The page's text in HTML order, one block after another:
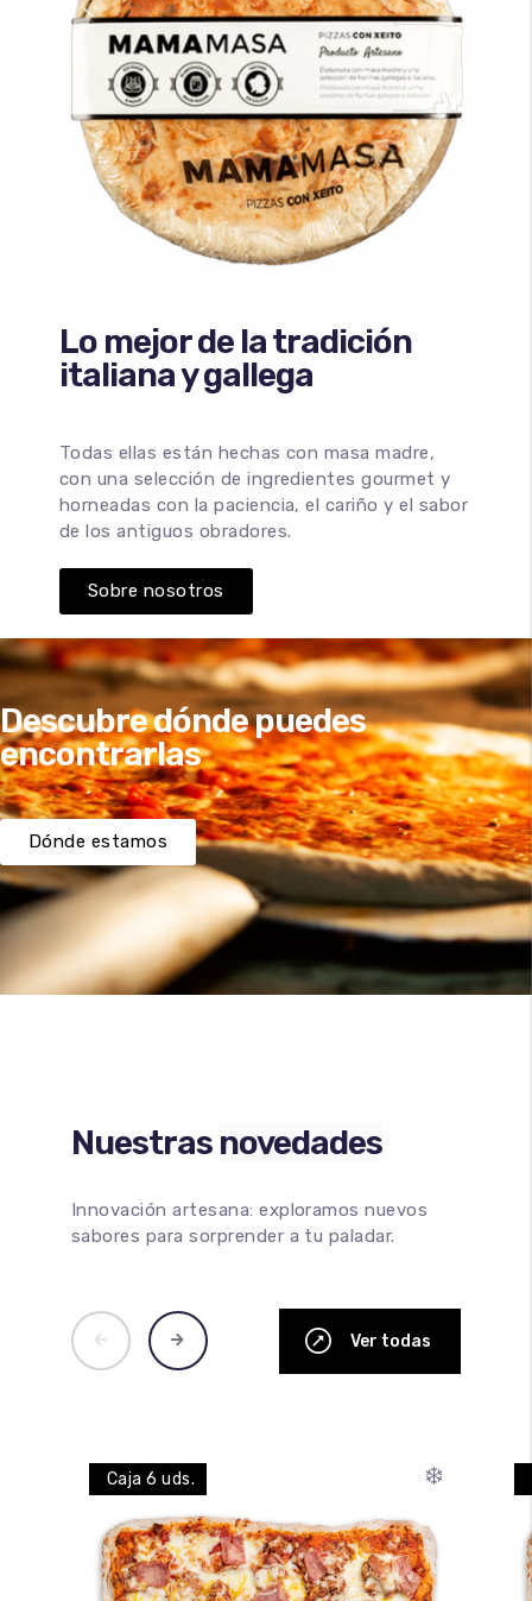
Lo mejor de la tradición
italiana y gallega
Todas ellas están hechas con masa madre,
con una selección de ingredientes gourmet y
horneadas con la paciencia, el cariño y el sabor
de los antiguos obradores.
Sobre nosotros
Descubre dónde puedes
encontrarlas
Dónde estamos
Nuestras novedades
Innovación artesana: exploramos nuevos
sabores para sorprender a tu paladar.
Ver todas
Caja 6 uds. ❄️